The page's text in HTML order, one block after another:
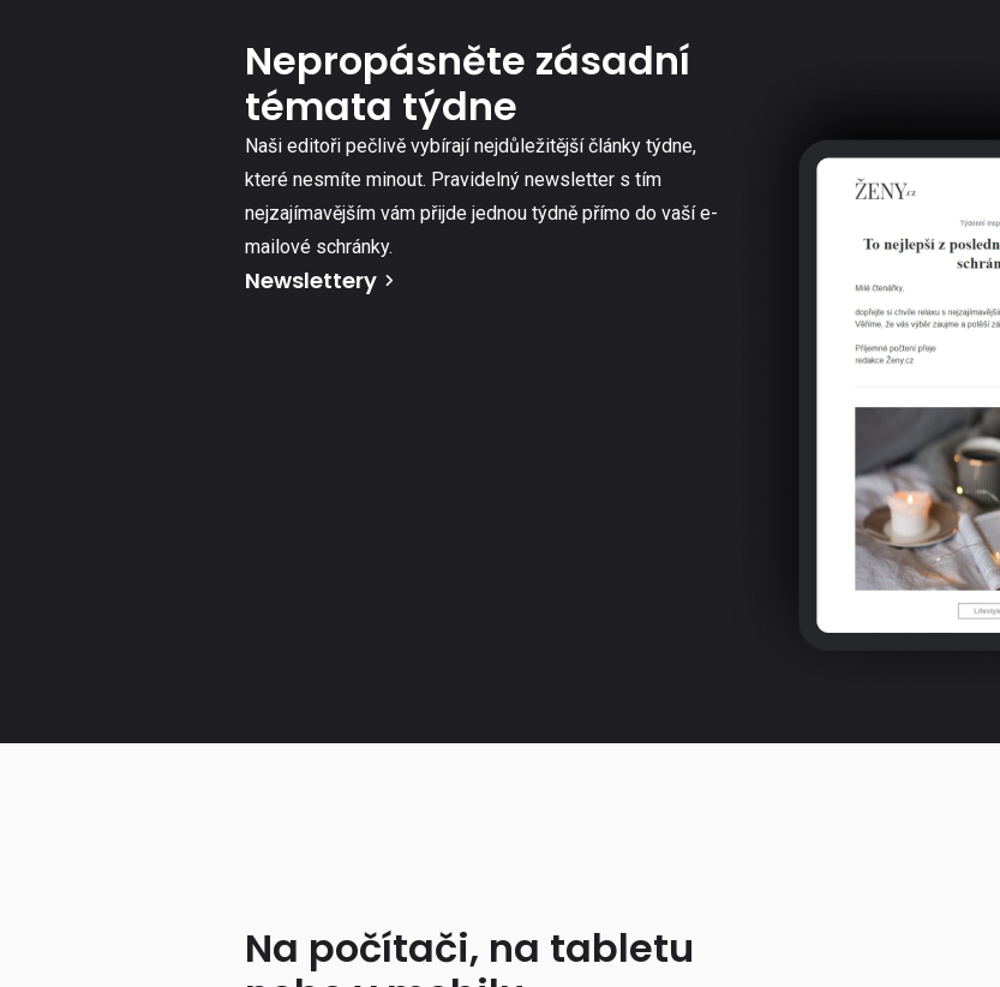
Nepropásněte zásadní
témata týdne
Naši editoři pečlivě vybírají nejdůležitější články týdne,
které nesmíte minout. Pravidelný newsletter s tím
nejzajímavějším vám přijde jednou týdně přímo do vaší e-
mailové schránky.
Newslettery
Na počítači, na tabletu